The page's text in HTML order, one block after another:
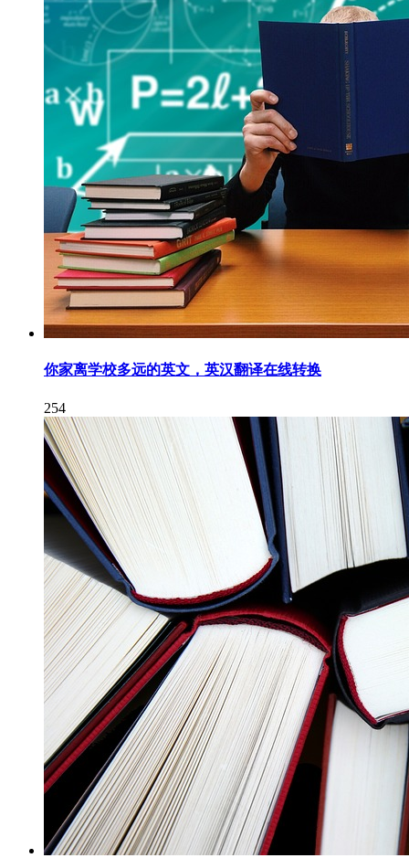
你家离学校多远的英文，英汉翻译在线转换
254